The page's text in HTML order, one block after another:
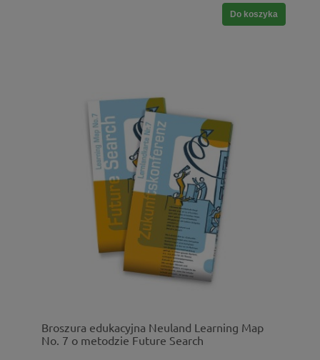
Do koszyka
Broszura edukacyjna Neuland Learning Map
No. 7 o metodzie Future Search